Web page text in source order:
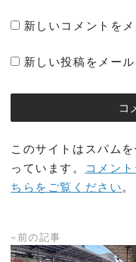
新しいコメントを
新しい投稿をメー
このサイトはスパム
っています。
コメン
ちらをご覧ください。
«前の記事